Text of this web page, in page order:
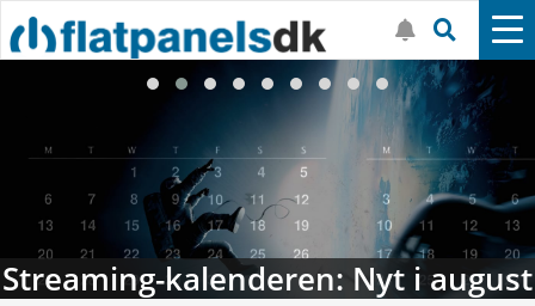
Streaming-kalenderen: Nyt i august